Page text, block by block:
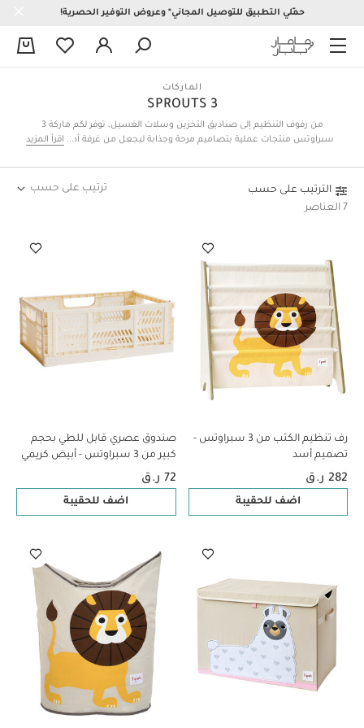
حمّلي التطبيق للتوصيل المجاني* وعروض التوفير الحصرية!
الماركات
3 SPROUTS
من رفوف التنظيم إلى صناديق التخزين وسلات الغسيل، توفر لكم ماركة 3
سبراوتس منتجات عملية بتصاميم مرحة وجذابة ليجعل من غرفة أطفالكم أكثر
اقرأ المزيد
الترتيب على حسب
7 العناصر
ترتيب على حسب
رف تنظيم الكتب من 3 سبراوتس -
تصميم أسد
282 ر.ق
اضف للحقيبة
صندوق عصري قابل للطي بحجم
كبير من 3 سبراوتس - أبيض كريمي
72 ر.ق
اضف للحقيبة